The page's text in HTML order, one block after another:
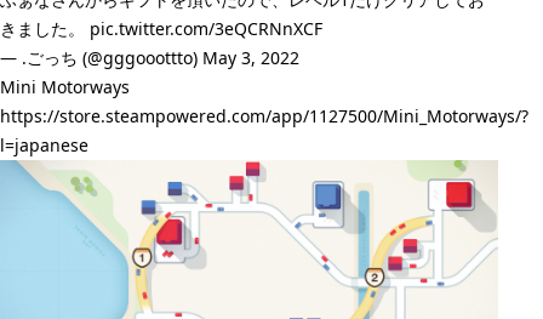
きました。 pic.twitter.com/3eQCRNnXCF
— .ごっち (@gggooottto) May 3, 2022
Mini Motorways
https://store.steampowered.com/app/1127500/Mini_Motorways/?
l=japanese